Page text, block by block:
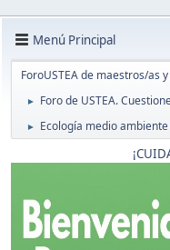
Menú Principal
ForoUSTEA de maestros/as
► Foro de USTEA.
► Ecología medio